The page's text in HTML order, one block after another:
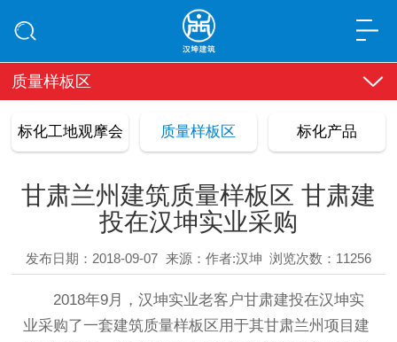
质量样板区
标化工地观摩会 质量样板区 标化产品
甘肃兰州建筑质量样板区 甘肃建
投在汉坤实业采购
发布日期：2018-09-07 来源：作者:汉坤 浏览次数：11256
2018年9月，汉坤实业老客户甘肃建投在汉坤实
业采购了一套建筑质量样板区用于其甘肃兰州项目建